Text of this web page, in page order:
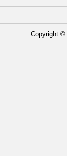
Copyright